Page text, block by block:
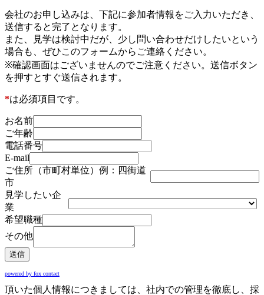
会社のお申し込みは、下記に参加者情報をご入力いただき、
送信すると完了となります。
また、見学は検討中だが、少し問い合わせだけしたいという
場合も、ぜひこのフォームからご連絡ください。
※確認画面はございませんのでご注意ください。送信ボタン
を押すとすぐ送信されます。
*は必須項目です。
お名前
ご年齢
電話番号
E-mail
ご住所（市町村単位）例：四街道
市
見学したい企
業
希望職種
その他
送信
powered by fox contact
頂いた個人情報につきましては、社内での管理を徹底し、採